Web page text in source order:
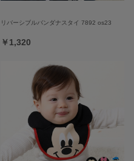
リバーシブルバンダナスタイ 7892 os23
￥1,320